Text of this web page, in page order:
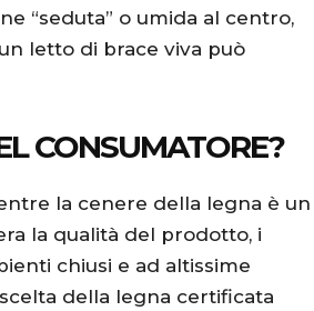
“seduta” o umida al centro,
letto di brace viva può
CONSUMATORE?
la cenere della legna è un
la qualità del prodotto, i
chiusi e ad altissime
della legna certificata